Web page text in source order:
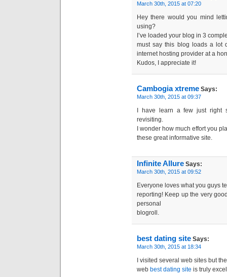
March 30th, 2015 at 07:20
Hey there would you mind
using?
I’ve loaded your blog in 3
must say this blog loads a lot
internet hosting provider at a
Kudos, I appreciate it!
Cambogia xtreme Says:
March 30th, 2015 at 09:37
I have learn a few just right
revisiting.
I wonder how much effort you
these great informative site.
Infinite Allure Says:
March 30th, 2015 at 09:52
Everyone loves what you guys
reporting! Keep up the very
personal
blogroll.
best dating site Says:
March 30th, 2015 at 18:34
I visited several web sites but
web best dating site is truly